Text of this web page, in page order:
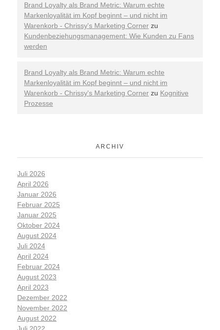
Brand Loyalty als Brand Metric: Warum echte
Markenloyalität im Kopf beginnt – und nicht im
Warenkorb - Chrissy's Marketing Corner zu
Kundenbeziehungsmanagement: Wie Kunden zu Fans
werden
Brand Loyalty als Brand Metric: Warum echte
Markenloyalität im Kopf beginnt – und nicht im
Warenkorb - Chrissy's Marketing Corner zu Kognitive
Prozesse
ARCHIV
Juli 2026
April 2026
Januar 2026
Februar 2025
Januar 2025
Oktober 2024
August 2024
Juli 2024
April 2024
Februar 2024
August 2023
April 2023
Dezember 2022
November 2022
August 2022